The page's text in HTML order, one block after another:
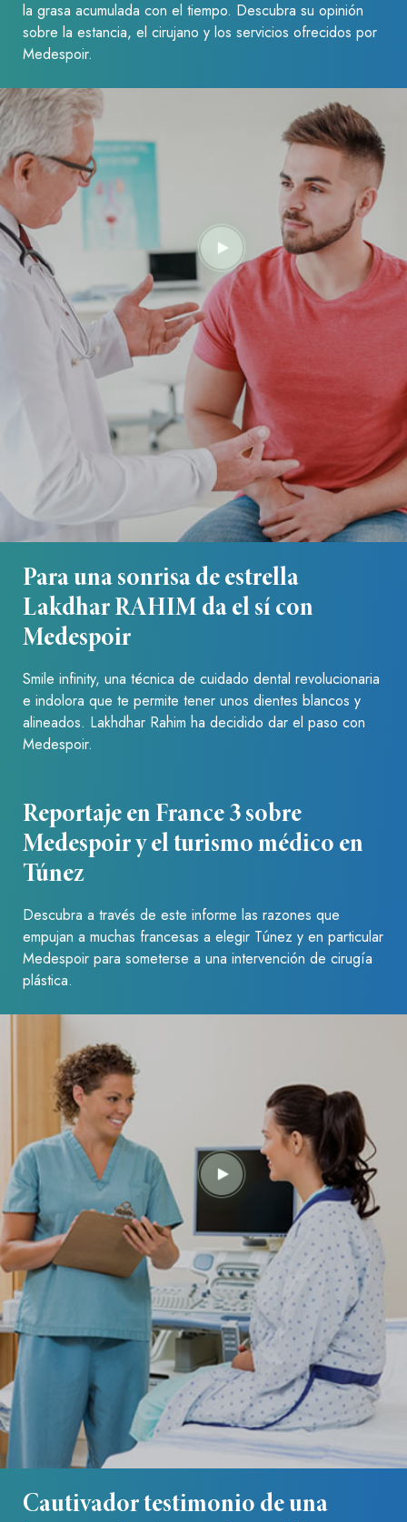
la grasa acumulada con el tiempo. Descubra su opinión
sobre la estancia, el cirujano y los servicios ofrecidos por
Medespoir.
Para una sonrisa de estrella
Lakdhar RAHIM da el sí con
Medespoir
Smile infinity, una técnica de cuidado dental revolucionaria
e indolora que te permite tener unos dientes blancos y
alineados. Lakhdhar Rahim ha decidido dar el paso con
Medespoir.
Reportaje en France 3 sobre
Medespoir y el turismo médico en
Túnez
Descubra a través de este informe las razones que
empujan a muchas francesas a elegir Túnez y en particular
Medespoir para someterse a una intervención de cirugía
plástica.
Cautivador testimonio de una